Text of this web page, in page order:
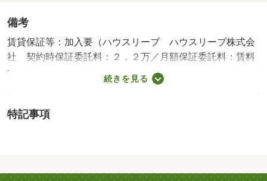
備考
賃貸保証等：加入要（ハウスリーブ ハウスリーブ株式会
社 契約時保証委託料：２．２万／月額保証委託料：賃料
総額の２．２％又は５．５％ ※ペット可は２．５万／
２．５％）・維持費等：町内会費４００円／月・管理形態
用）も可能です！☆/クリーニング費用 60000円/鍵セット
続きを見る
特記事項